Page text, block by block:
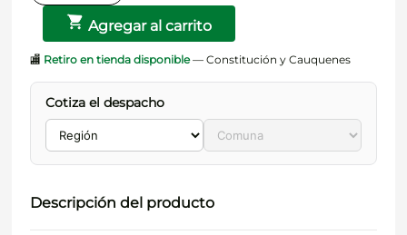
Agregar al carrito
🏬 Retiro en tienda disponible— Constitución y Cauquenes
Cotiza el despacho
Descripción del producto